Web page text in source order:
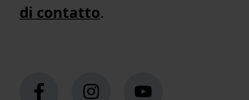
di contatto.